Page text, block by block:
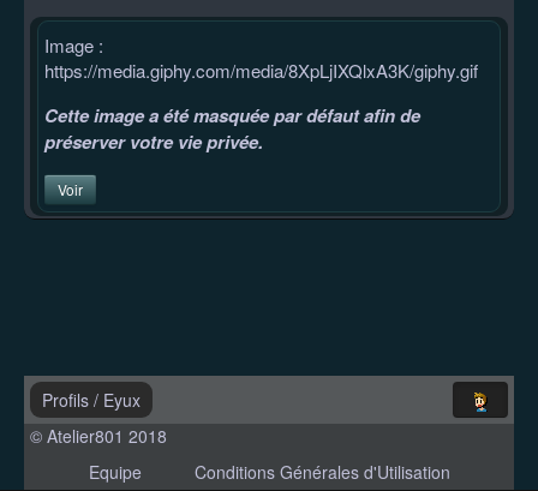
Image :
https://media.giphy.com/media/8XpLjIXQlxA3K/giphy.gif
Cette image a été masquée par défaut afin de
préserver votre vie privée.
Voir
Profils / Eyux
© Atelier801 2018
Equipe
Conditions Générales d'Utilisation